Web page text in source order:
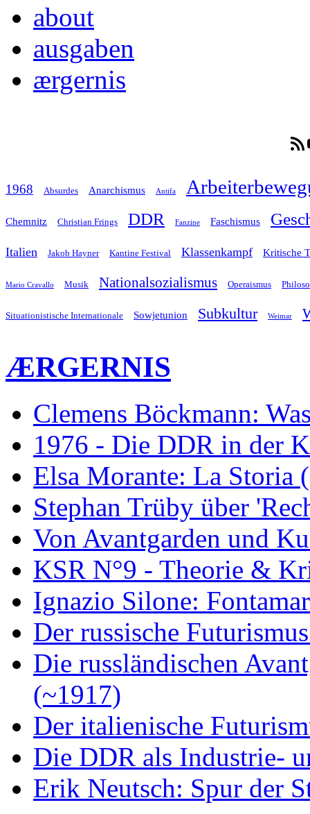
about
ausgaben
ærgernis
RSS-
1968 Absurdes Anarchismus Antifa
Chemnitz Christian Frings DDR Fanzine Faschismus
Italien Jakob Hayner Kantine Festival Klassenkampf Kritische
Mario Cravallo Musik Nationalsozialismus Operaismus
Situationistische Internationale Sowjetunion Subkultur Weimar
ÆRGERNIS
Clemens Böckmann:
1976 - Die DDR in der
Elsa Morante: La Storia
Stephan Trüby über
Von Avantgarden und
KSR N°9 - Theorie &
Ignazio Silone:
Der russische
Die russländischen
(~1917)
Der italienische
Die DDR als Industrie-
Erik Neutsch: Spur der